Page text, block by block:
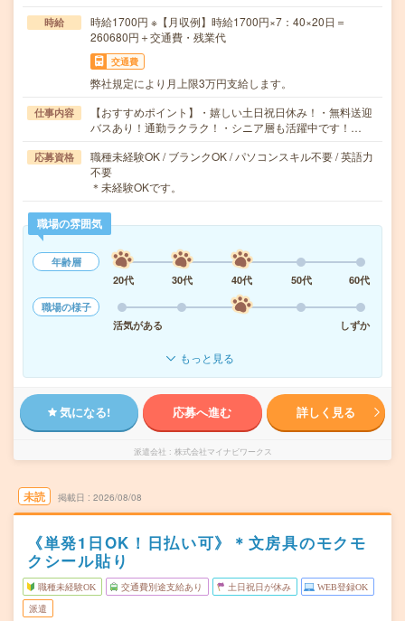
時給
時給1700円 ※【月収例】時給1700円×7：40×20日＝
260680円＋交通費・残業代
交通費
弊社規定により月上限3万円支給します。
仕事内容
【おすすめポイント】・嬉しい土日祝日休み！・無料送迎
バスあり！通勤ラクラク！・シニア層も活躍中です！…
応募資格
職種未経験OK / ブランクOK / パソコンスキル不要 / 英語力
不要
＊未経験OKです。
職場の雰囲気
年齢層
20代
30代 40代 50代
60代
職場の様子
活気がある
しずか
もっと見る
気になる! 応募へ進む 詳しく見る
派遣会社 株式会社マイナビワークス
未読 掲載日 2026/08/08
《単発1日OK！日払い可》＊文房具のモクモ
クシール貼り
職種未経験OK 交通費別途支給あり 土日祝日が休み WEB登録OK
派遣